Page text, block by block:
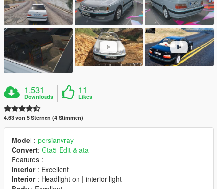
1.531
Downloads
11
Likes
4.63 von 5 Sternen (4 Stimmen)
Model : persianvray
Convert: Gta5-Edit & ata
Features :
Interior: Excellent
Interior: Headlight on | interior light